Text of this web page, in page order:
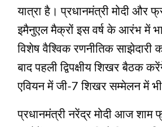
यात्रा है। प्रधानमंत्री मोदी और
इमैनुएल मैक्रों इस वर्ष के आरंभ में
विशेष वैश्विक रणनीतिक साझेदारी
बाद पहली द्विपक्षीय शिखर बैठक
एवियन में जी-7 शिखर सम्मेलन में
प्रधानमंत्री नरेंद्र मोदी आज शाम